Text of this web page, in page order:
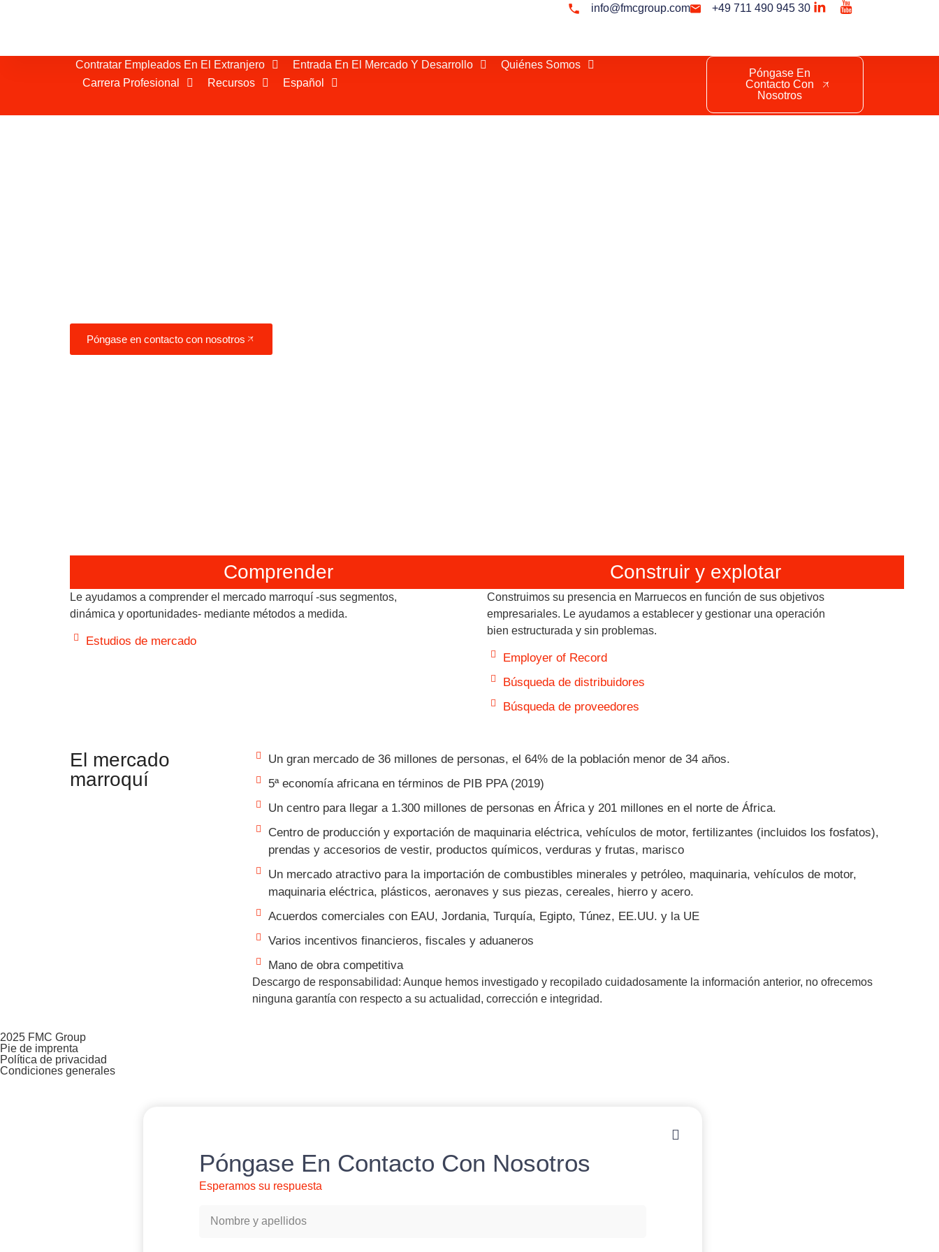
info@fmcgroup.com +49 711 490 945 30
Contratar Empleados En El Extranjero Entrada En El Mercado Y Desarrollo
Quiénes Somos
Carrera Profesional
Recursos Español
Póngase En
Contacto Con
Nosotros
Póngase en contacto con nosotros
Comprender
Le ayudamos a comprender el mercado marroquí -sus segmentos,
dinámica y oportunidades- mediante métodos a medida.
Estudios de mercado
Construir y explotar
Construimos su presencia en Marruecos en función de sus objetivos
empresariales. Le ayudamos a establecer y gestionar una operación
bien estructurada y sin problemas.
Employer of Record
Búsqueda de distribuidores
Búsqueda de proveedores
El mercado
marroquí
Un gran mercado de 36 millones de personas, el 64% de la población menor de 34 años.
5ª economía africana en términos de PIB PPA (2019)
Un centro para llegar a 1.300 millones de personas en África y 201 millones en el norte de África.
Centro de producción y exportación de maquinaria eléctrica, vehículos de motor, fertilizantes (incluidos los fosfatos),
prendas y accesorios de vestir, productos químicos, verduras y frutas, marisco
Un mercado atractivo para la importación de combustibles minerales y petróleo, maquinaria, vehículos de motor,
maquinaria eléctrica, plásticos, aeronaves y sus piezas, cereales, hierro y acero.
Acuerdos comerciales con EAU, Jordania, Turquía, Egipto, Túnez, EE.UU. y la UE
Varios incentivos financieros, fiscales y aduaneros
Mano de obra competitiva
Descargo de responsabilidad: Aunque hemos investigado y recopilado cuidadosamente la información anterior, no ofrecemos
ninguna garantía con respecto a su actualidad, corrección e integridad.
2025 FMC Group
Pie de imprenta
Política de privacidad
Condiciones generales
Póngase En Contacto Con Nosotros
Esperamos su respuesta